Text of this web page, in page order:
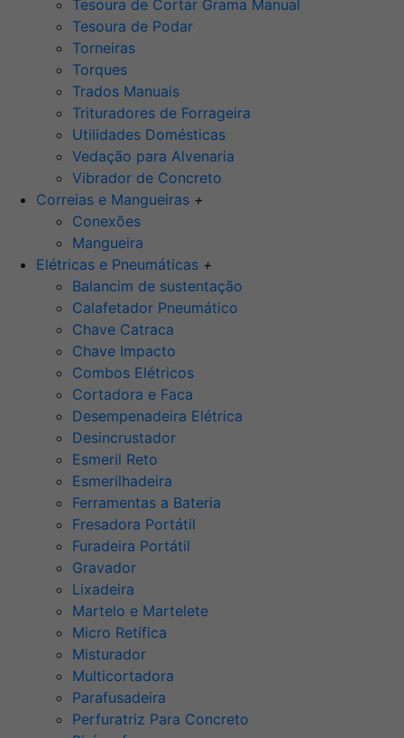
Tesoura de Cortar Grama Manual
Tesoura de Podar
Torneiras
Torques
Trados Manuais
Trituradores de Forrageira
Utilidades Domésticas
Vedação para Alvenaria
Vibrador de Concreto
Correias e Mangueiras +
Conexões
Mangueira
Elétricas e Pneumáticas +
Balancim de sustentação
Calafetador Pneumático
Chave Catraca
Chave Impacto
Combos Elétricos
Cortadora e Faca
Desempenadeira Elétrica
Desincrustador
Esmeril Reto
Esmerilhadeira
Ferramentas a Bateria
Fresadora Portátil
Furadeira Portátil
Gravador
Lixadeira
Martelo e Martelete
Micro Retífica
Misturador
Multicortadora
Parafusadeira
Perfuratriz Para Concreto